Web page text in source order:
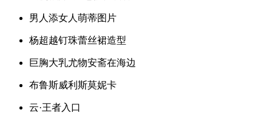
男人添女人萌蒂图片
杨超越钉珠蕾丝裙造型
巨胸大乳尤物安斋在海边
布鲁斯威利斯莫妮卡
云·王者入口